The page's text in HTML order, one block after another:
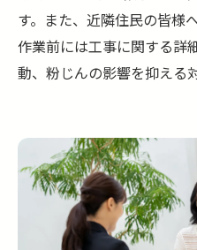
す。また、近隣住民の皆様
作業前には工事に関する詳
動、粉じんの影響を抑える